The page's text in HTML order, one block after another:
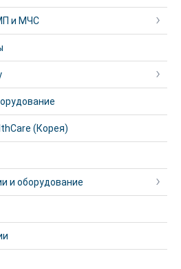
и МЧС
(Корея)
и оборудование